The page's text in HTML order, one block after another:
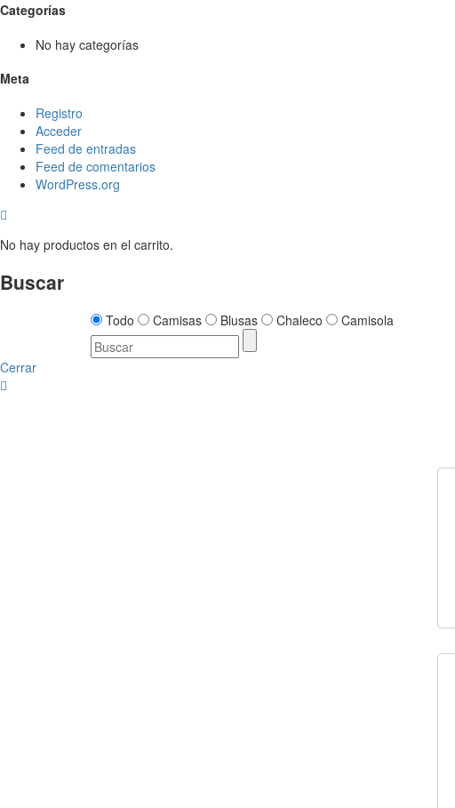
Categorías
No hay categorías
Meta
Registro
Acceder
Feed de entradas
Feed de comentarios
WordPress.org
No hay productos en el carrito.
Buscar
Todo Camisas Blusas Chaleco Camisola
Cerrar